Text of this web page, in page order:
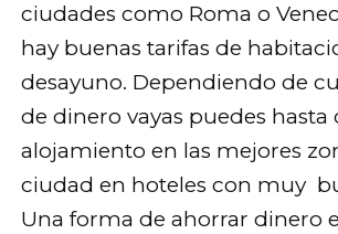
ciudades como Roma o
hay buenas tarifas de
desayuno. Dependiendo de
de dinero vayas puedes hasta
alojamiento en las mejores
ciudad en hoteles con muy
Una forma de ahorrar dinero